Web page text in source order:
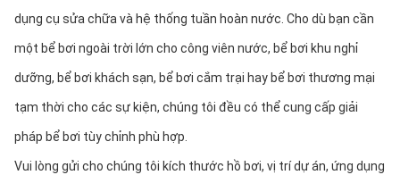
dụng cụ sửa chữa và hệ thống tuần hoàn nước. Cho dù bạn cần
một bể bơi ngoài trời lớn cho công viên nước, bể bơi khu nghỉ
dưỡng, bể bơi khách sạn, bể bơi cắm trại hay bể bơi thương mại
tạm thời cho các sự kiện, chúng tôi đều có thể cung cấp giải
pháp bể bơi tùy chỉnh phù hợp.
Vui lòng gửi cho chúng tôi kích thước hồ bơi, vị trí dự án, ứng dụng